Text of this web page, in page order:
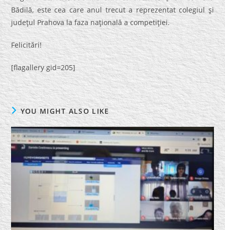
Bădilă, este cea care anul trecut a reprezentat colegiul şi
judeţul Prahova la faza naţională a competiţiei.
Felicitări!
[flagallery gid=205]
YOU MIGHT ALSO LIKE